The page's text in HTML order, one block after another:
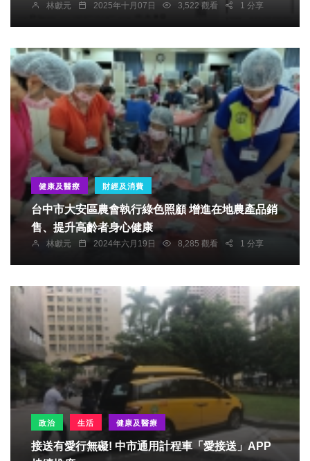
林獻元 2025年十月07日 3,522 觀看 1 分享
健康及醫療 財經及消費
台中市大安區農會執行綠色照顧 增進在地農產品銷
售、提升高齡者身心健康
林獻元 2024年六月19日 8,285 觀看 1 分享
政治 生活 健康及醫療
接送有愛行無礙! 中市通用計程車「愛接送」APP